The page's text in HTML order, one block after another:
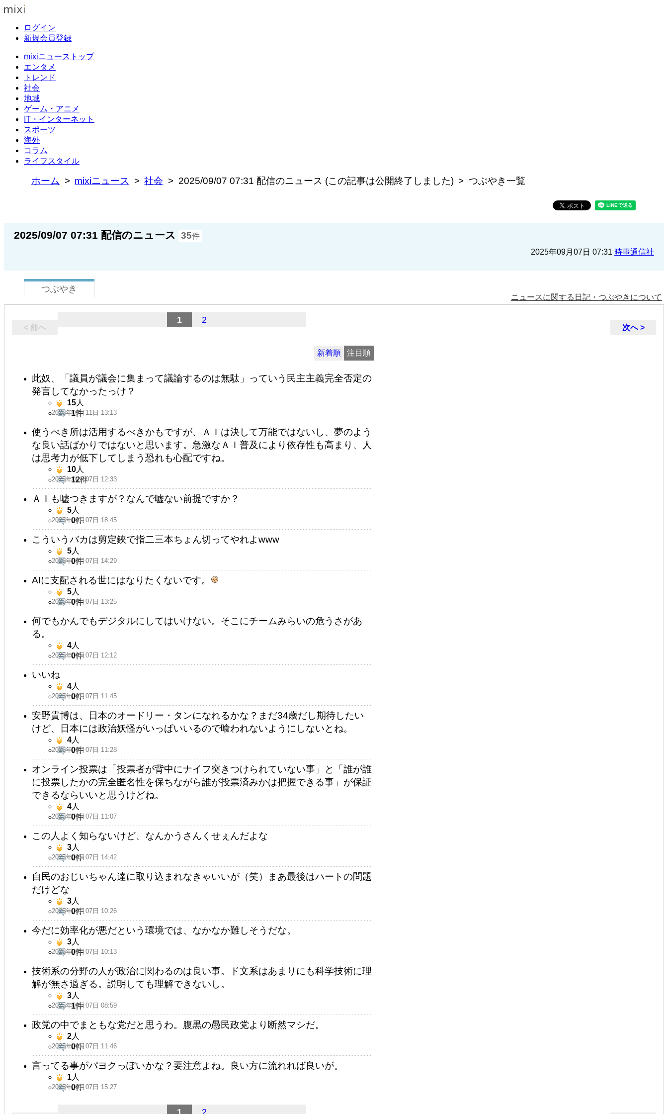
ログイン
新規会員登録
mixiニューストップ
エンタメ
トレンド
社会
地域
ゲーム・アニメ
IT・インターネット
スポーツ
海外
コラム
ライフスタイル
ホーム mixiニュース 社会 2025/09/07 07:31 配信のニュース (この記事は公開終了しました) つぶやき一覧
2025/09/07 07:31 配信のニュース 35件
2025年09月07日 07:31 時事通信社
つぶやき
ニュースに関する日記・つぶやきについて
< 前へ
1 2
次へ >
新着順 注目順
此奴、「議員が議会に集まって議論するのは無駄」っていう民主主義完全否定の
発言してなかったっけ？
2025年09月11日 13:13
15人
1件
使うべき所は活用するべきかもですが、ＡＩは決して万能ではないし、夢のよう
な良い話ばかりではないと思います。急激なＡＩ普及により依存性も高まり、人
は思考力が低下してしまう恐れも心配ですね。
2025年09月07日 12:33
10人
12件
ＡＩも嘘つきますが？なんで嘘ない前提ですか？
2025年09月07日 18:45
5人
0件
こういうバカは剪定鋏で指二三本ちょん切ってやれよwww
2025年09月07日 14:29
5人
0件
AIに支配される世にはなりたくないです。
2025年09月07日 13:25
5人
0件
何でもかんでもデジタルにしてはいけない。そこにチームみらいの危うさがあ
る。
2025年09月07日 12:12
4人
0件
いいね
2025年09月07日 11:45
4人
0件
安野貴博は、日本のオードリー・タンになれるかな？まだ34歳だし期待したい
けど、日本には政治妖怪がいっぱいいるので喰われないようにしないとね。
2025年09月07日 11:28
4人
0件
オンライン投票は「投票者が背中にナイフ突きつけられていない事」と「誰が誰
に投票したかの完全匿名性を保ちながら誰が投票済みかは把握できる事」が保証
できるならいいと思うけどね。
2025年09月07日 11:07
4人
0件
この人よく知らないけど、なんかうさんくせぇんだよな
2025年09月07日 14:42
3人
0件
自民のおじいちゃん達に取り込まれなきゃいいが（笑）まあ最後はハートの問題
だけどな
2025年09月07日 10:26
3人
0件
今だに効率化が悪だという環境では、なかなか難しそうだな。
2025年09月07日 10:13
3人
0件
技術系の分野の人が政治に関わるのは良い事。ド文系はあまりにも科学技術に理
解が無さ過ぎる。説明しても理解できないし。
2025年09月07日 08:59
3人
1件
政党の中でまともな党だと思うわ。腹黒の愚民政党より断然マシだ。
2025年09月07日 11:46
2人
0件
言ってる事がパヨクっぽいかな？要注意よね。良い方に流れれば良いが。
2025年09月07日 15:27
1人
0件
1 2